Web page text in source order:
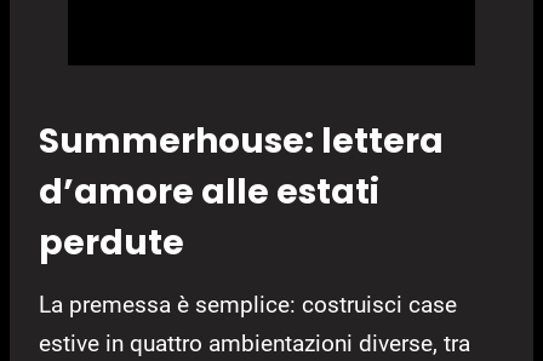
Summerhouse: lettera
d’amore alle estati
perdute
La premessa è semplice: costruisci case
estive in quattro ambientazioni diverse, tra